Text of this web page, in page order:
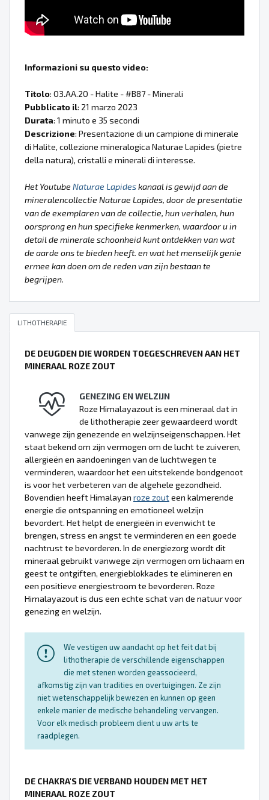
Informazioni su questo video:
Titolo: 03.AA.20 - Halite - #B87 - Minerali
Pubblicato il: 21 marzo 2023
Durata: 1 minuto e 35 secondi
Descrizione: Presentazione di un campione di minerale
di Halite, collezione mineralogica Naturae Lapides (pietre
della natura), cristalli e minerali di interesse.
Het Youtube Naturae Lapideskanaal is gewijd aan de
mineralencollectie Naturae Lapides, door de presentatie
van de exemplaren van de collectie, hun verhalen, hun
oorsprong en hun specifieke kenmerken, waardoor u in
detail de minerale schoonheid kunt ontdekken van wat
de aarde ons te bieden heeft. en wat het menselijk genie
ermee kan doen om de reden van zijn bestaan te
begrijpen.
LITHOTHERAPIE
DE DEUGDEN DIE WORDEN TOEGESCHREVEN AAN HET
MINERAAL ROZE ZOUT
GENEZING EN WELZIJN
Roze Himalayazout is een mineraal dat in
de lithotherapie zeer gewaardeerd wordt
vanwege zijn genezende en welzijnseigenschappen. Het
staat bekend om zijn vermogen om de lucht te zuiveren,
allergieën en aandoeningen van de luchtwegen te
verminderen, waardoor het een uitstekende bondgenoot
is voor het verbeteren van de algehele gezondheid.
Bovendien heeft Himalayan roze zouteen kalmerende
energie die ontspanning en emotioneel welzijn
bevordert. Het helpt de energieën in evenwicht te
brengen, stress en angst te verminderen en een goede
nachtrust te bevorderen. In de energiezorg wordt dit
mineraal gebruikt vanwege zijn vermogen om lichaam en
geest te ontgiften, energieblokkades te elimineren en
een positieve energiestroom te bevorderen. Roze
Himalayazout is dus een echte schat van de natuur voor
genezing en welzijn.
We vestigen uw aandacht op het feit dat bij
lithotherapie de verschillende eigenschappen
die met stenen worden geassocieerd,
afkomstig zijn van tradities en overtuigingen. Ze zijn
niet wetenschappelijk bewezen en kunnen op geen
enkele manier de medische behandeling vervangen.
Voor elk medisch probleem dient u uw arts te
raadplegen.
DE CHAKRA'S DIE VERBAND HOUDEN MET HET
MINERAAL ROZE ZOUT